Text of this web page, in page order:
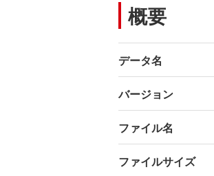
概要
データ名
バージョン
ファイル名
ファイルサイズ